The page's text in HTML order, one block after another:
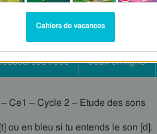
liées Jeux en ligne
Ce1 – Cycle 2 – Etude des sons
ou en bleu si tu entends le son [d].
Cahiers de vacances